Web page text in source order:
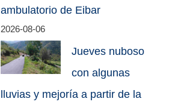
ambulatorio de Eibar
2026-08-06
Jueves nuboso
con algunas
lluvias y mejoría a partir de la